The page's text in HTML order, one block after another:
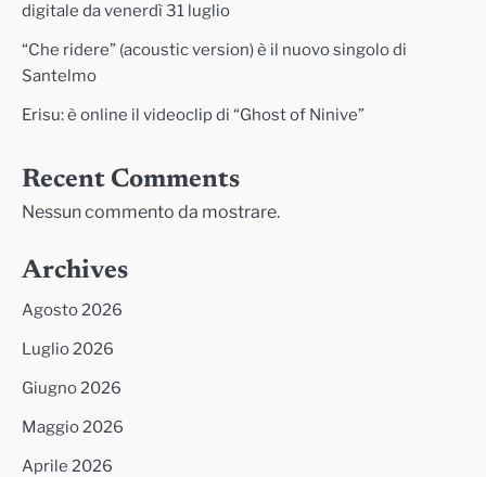
digitale da venerdì 31 luglio
“Che ridere” (acoustic version) è il nuovo singolo di
Santelmo
Erisu: è online il videoclip di “Ghost of Ninive”
Recent Comments
Nessun commento da mostrare.
Archives
Agosto 2026
Luglio 2026
Giugno 2026
Maggio 2026
Aprile 2026